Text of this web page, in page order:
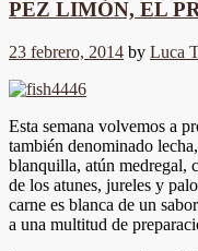
PEZ LIMÓN, EL
23 febrero, 2014 by Luca
Esta semana volvemos a
también denominado
blanquilla, atún medregal,
de los atunes, jureles y
carne es blanca de un
a una multitud de